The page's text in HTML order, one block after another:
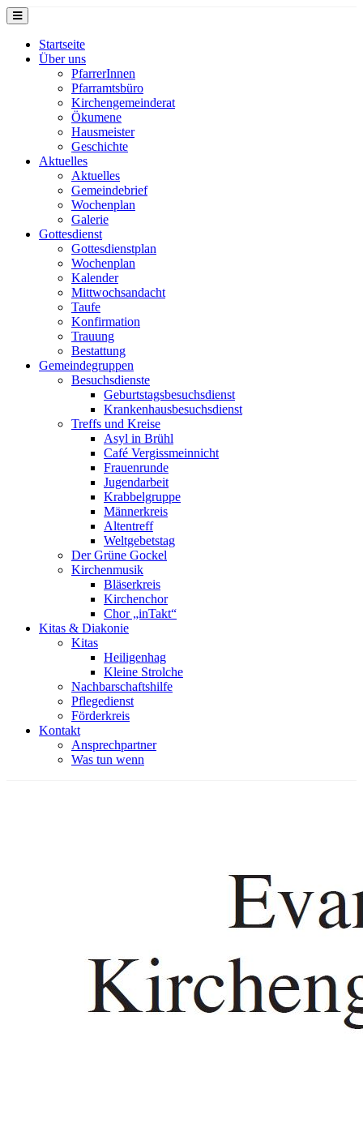
Startseite
Über uns
PfarrerInnen
Pfarramtsbüro
Kirchengemeinderat
Ökumene
Hausmeister
Geschichte
Aktuelles
Aktuelles
Gemeindebrief
Wochenplan
Galerie
Gottesdienst
Gottesdienstplan
Wochenplan
Kalender
Mittwochsandacht
Taufe
Konfirmation
Trauung
Bestattung
Gemeindegruppen
Besuchsdienste
Geburtstagsbesuchsdienst
Krankenhausbesuchsdienst
Treffs und Kreise
Asyl in Brühl
Café Vergissmeinnicht
Frauenrunde
Jugendarbeit
Krabbelgruppe
Männerkreis
Altentreff
Weltgebetstag
Der Grüne Gockel
Kirchenmusik
Bläserkreis
Kirchenchor
Chor „inTakt“
Kitas & Diakonie
Kitas
Heiligenhag
Kleine Strolche
Nachbarschaftshilfe
Pflegedienst
Förderkreis
Kontakt
Ansprechpartner
Was tun wenn